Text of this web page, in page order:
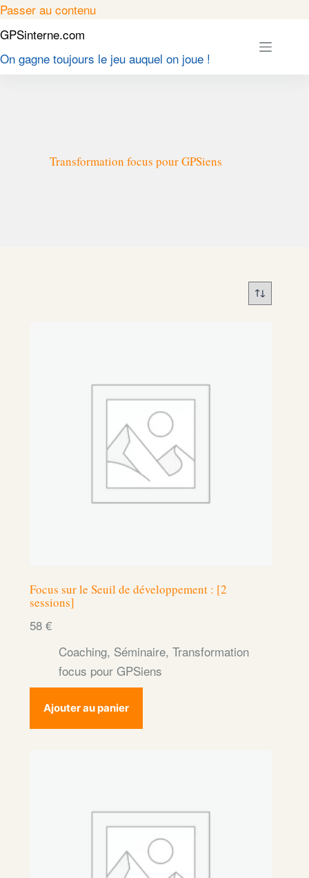
Passer au contenuPasser
GPSinterne.com
On gagne toujours le jeu auquel on joue !
Transformation focus pour GPSiens
Focus sur le Seuil de développement : [2
sessions]
58 €
Coaching, Séminaire, Transformation
focus pour GPSiens
Ajouter au panier